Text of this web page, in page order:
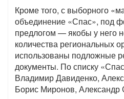
Кроме того, с выборного
объединение «Спас», под
предлогом — якобы у него
количества региональных
использованы подложные
документы. По списку
Владимир Давиденко,
Борис Миронов, Александр